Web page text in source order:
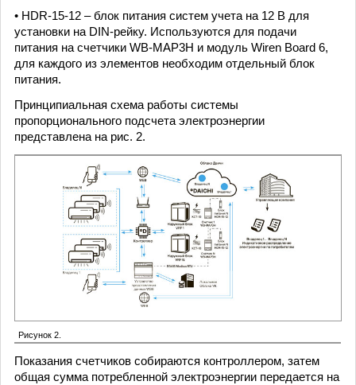
• HDR-15-12 – блок питания систем учета на 12 В для
установки на DIN-рейку. Используются для подачи
питания на счетчики WB-MAP3H и модуль Wiren Board 6,
для каждого из элементов необходим отдельный блок
питания.
Принципиальная схема работы системы
пропорционального подсчета электроэнергии
представлена на рис. 2.
Рисунок 2.
Показания счетчиков собираются контроллером, затем
общая сумма потребленной электроэнергии передается на